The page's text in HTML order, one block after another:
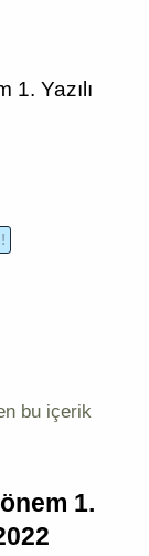
1. Yazılı
bu içerik
1.